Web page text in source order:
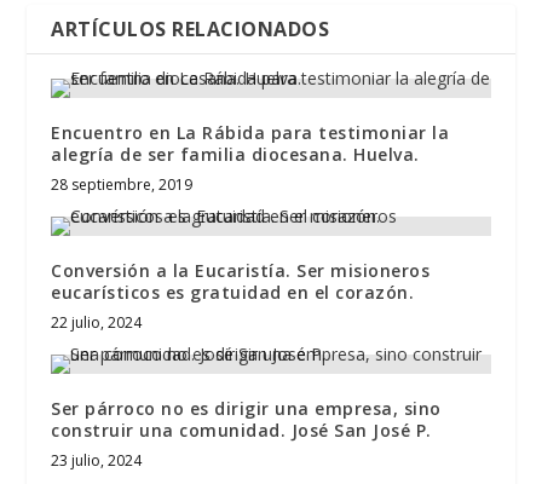
ARTÍCULOS RELACIONADOS
Encuentro en La Rábida para testimoniar la
alegría de ser familia diocesana. Huelva.
28 septiembre, 2019
Conversión a la Eucaristía. Ser misioneros
eucarísticos es gratuidad en el corazón.
22 julio, 2024
Ser párroco no es dirigir una empresa, sino
construir una comunidad. José San José P.
23 julio, 2024